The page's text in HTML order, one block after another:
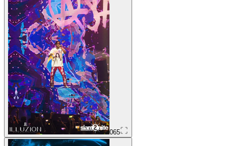
065